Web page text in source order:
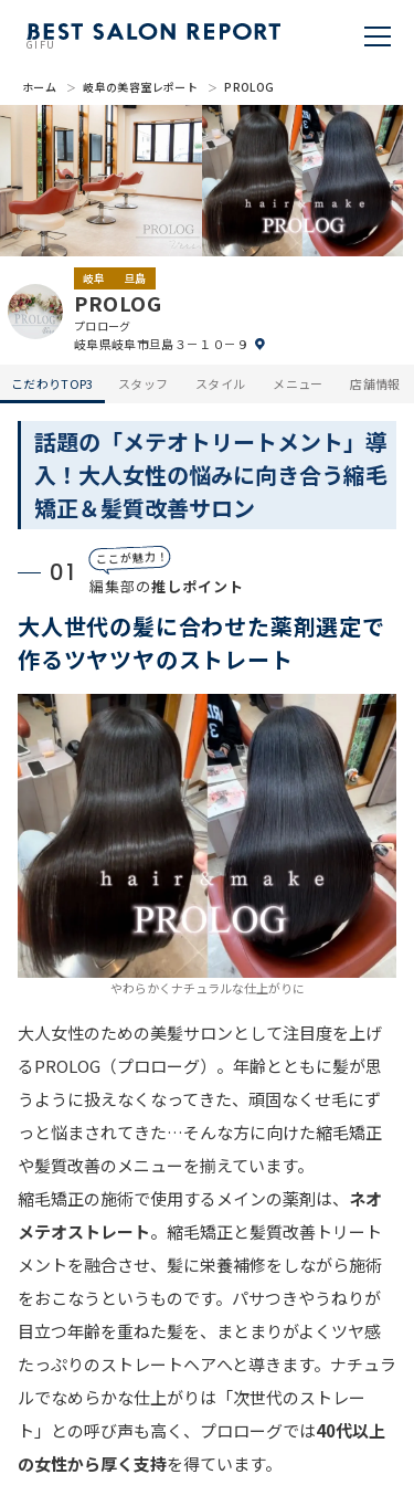
GIFU
美容室を探す
BSR PRESS
BEST SALON REPORTとは
ライター
美容室を推薦する
掲載・取材依頼
ホーム 岐阜の美容室レポート PROLOG
岐阜 旦島
PROLOG
プロローグ
岐阜県岐阜市旦島３－１０－９
こだわりTOP3 スタッフ スタイル メニュー 店舗情報
話題の「メテオトリートメント」導
入！大人女性の悩みに向き合う縮毛
矯正＆髪質改善サロン
01
ここが魅力！
編集部の推しポイント
大人世代の髪に合わせた薬剤選定で
作るツヤツヤのストレート
やわらかくナチュラルな仕上がりに
大人女性のための美髪サロンとして注目度を上げ
るPROLOG（プロローグ）。年齢とともに髪が思
うように扱えなくなってきた、頑固なくせ毛にず
っと悩まされてきた…そんな方に向けた縮毛矯正
や髪質改善のメニューを揃えています。
縮毛矯正の施術で使用するメインの薬剤は、 ネオ
メテオストレート。縮毛矯正と髪質改善トリート
メントを融合させ、髪に栄養補修をしながら施術
をおこなうというものです。パサつきやうねりが
目立つ年齢を重ねた髪を、まとまりがよくツヤ感
たっぷりのストレートヘアへと導きます。ナチュラ
ルでなめらかな仕上がりは「次世代のストレー
ト」との呼び声も高く、プロローグでは40代以上
の女性から厚く支持を得ています。